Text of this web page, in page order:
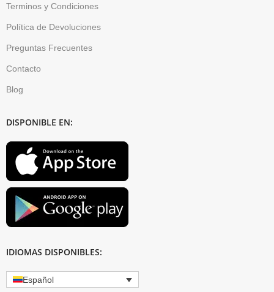
Terminos y Condiciones
Política de Devoluciones
Preguntas Frecuentes
Contacto
Blog
DISPONIBLE EN:
IDIOMAS DISPONIBLES:
Español